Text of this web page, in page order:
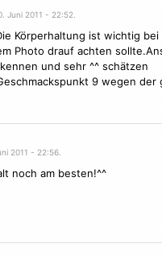
Juni 2011 - 22:52.
Körperhaltung ist wichtig
Photo drauf achten
und sehr ^^ schätzen
9 wegen der
2011 - 22:56.
noch am besten!^^